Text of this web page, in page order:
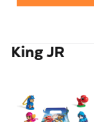
King JR